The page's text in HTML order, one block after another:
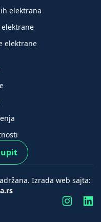
elektrana
elektrane
Izrada web sajta: